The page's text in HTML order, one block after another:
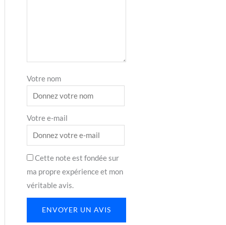
Votre nom
Votre e-mail
Cette note est fondée sur
ma propre expérience et mon
véritable avis.
ENVOYER UN AVIS